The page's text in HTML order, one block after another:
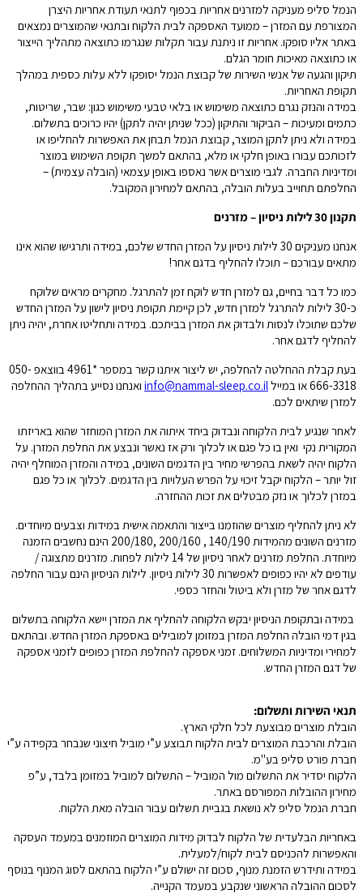
תנאי השירות ותשלום:
הובלת מוצרים מבוצעת לכל חלקי הארץ.
הובלת והרכבת המוצרים לבית הלקוח תבוצע ע”י מוביל חיצוני שנבחר בקפידה ע”י
חברת פורט סליפ בע"מ.
הלקוח יסדיר את התשלום מול המוביל – התשלום למוביל במזומן בלבד, ע”פ
מחירון ההובלות המפורסם באתר.
חברת הנמל סליפ לא נושאת בגביית תשלום עבור הובלה מאת הלקוח.
באחריות הבלעדית של הלקוח לבדוק מידות המוצרים המוזמנים במעמד העסקה
והאפשרות להכניסם לבית לקוח/למעלית.
במידה ותידרש הזמנת מנוף, סכום זה ישולם ע”י הלקוח בהתאם לסוג המנוף בנוסף
לסכום ההובלה הראשוני שנקבע במעמד הקנייה.
הנמל סליפ מעניקה למזרנים אחריות בכפוף לתנאי תעודת אחריות היצרן
המצורפת עם המזרן – ממועד האספקה לבית הלקוח ובתנאי שהמוצרים נמצאים
באתר אליו סופקו. אחריות זו ניתנת עבור תקלות שנגרמו כתוצאה מתהליך הייצור
או כתוצאה מאיכות חומר הגלם.
תיקון והגעה של אנשי השירות של קבוצת הנמל יסופקו ללא עלות כספית במהלך
תקופת האחריות.
במידה והנזק נגרם כתוצאה משימוש או בלאי טבעי משימוש כגון: שבר, שריטות,
כתמים ומעיכות – הביקור והתיקון (ככל שניתן יהיה לתקן) יהיו כרוכים בתשלום.
במידה ולא ניתן לתקן המוצר, קבוצת הנמל תבחן את האפשרות להחליפו או
לזכותכם עבורו באופן חלקי או מלא, בהתאם למשך תקופת השימוש במוצר
ומדיניות החברה. לגבי מוצרים אשר נאספו באופן עצמאי (הובלה עצמית) –
החלפתם תחוייב בעלות הובלה, בהתאם למחירון המקובל.
תקנון 30 לילות ניסיון – מזרנים
אנחנו מעניקים 30 לילות ניסיון על המזרן החדש שלכם, במידה ותרגישו שהוא אינו
מתאים עבורכם – תוכלו להחליף בדגם אחר!
כמו כל דבר בחיים, גם למזרן חדש לוקח זמן להתרגל. מחקרים מראים שלוקח
כ-30 לילות להתרגל למזרן חדש, לכן קיימת תקופת ניסיון לישון על המזרן החדש
שלכם שתוכלו לנסות ולבדוק את המזרן בביתכם. במידה ותחליטו אחרת, יהיה ניתן
להחליף לדגם אחר.
בעת קבלת ההחלטה להחלפה, יש ליצור איתנו קשר במספר *4961 בווצאפ 050-
666-3318 או במייל
info@nammal-sleep.co.il ואנחנו נסייע בתהליך ההחלפה
למזרן שיתאים לכם.
לאחר שנגיע לבית הלקוחה ונבדוק ביחד איתוה את המזרן המוחזר שהוא באריזתו
המקורית נקי ואין בו כל פגם או לכלוך ורק אז נאשר ונבצע את החלפת המזרן. על
הלקוח יהיה לשאת בהפרשי מחיר בין הדגמים השונים, במידה והמזרן המוחלף יהיה
זול יותר – הלקוח יקבל זיכוי על הפרש העלויות בין הדגמים. לכלוך או כל פגם
במזרן לכלוך או נזק מבטלים את זכות ההחזרה.
לא ניתן להחליף מוצרים שהוזמנו בייצור והתאמה אישית במידות וצבעים מיוחדים.
מזרנים השונים מהמידות 140/190 , 200/160 ,200/180 הינם נחשבים הזמנה
מיוחדת. החלפת מזרנים לאחר ניסיון של 14 לילות לפחות. מזרנים מתצוגה /
עודפים לא יהיו כפופים לאפשרות 30 לילות ניסיון. לילות הניסיון הינם עבור החלפה
לדגם אחר של מזרן ולא ביטול והחזר כספי.
במידה ובתקופת הניסיון יבקש הלקוחה להחליף את המזרן יישא הלקוחה בתשלום
בגין דמי הובלה החלפת המזרן במזומן למובילים באספקת המזרן החדש. ובהתאם
למחירי ומדיניות המשלוחים. זמני אספקה להחלפת המזרן כפופים לזמני אספקה
של דגם המזרן החדש.